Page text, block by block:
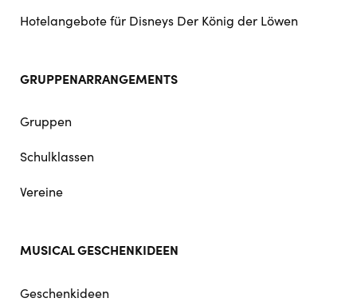
Hotelangebote für Disneys Der König der Löwen
GRUPPENARRANGEMENTS
Gruppen
Schulklassen
Vereine
MUSICAL GESCHENKIDEEN
Geschenkideen